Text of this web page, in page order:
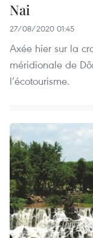
Nai
27/08/2020 01:45
Axée hier sur la
méridionale de
l’écotourisme.